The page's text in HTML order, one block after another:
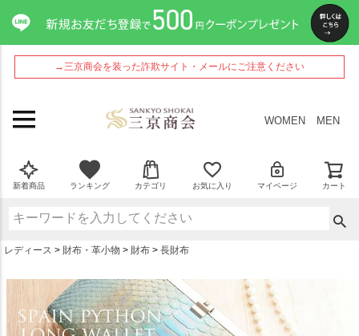
→三京商会を装った詐欺サイト・メールにご注意ください
WOMEN MEN
新着商品 ランキング カテゴリ お気に入り マイページ カート
レディース 財布・革小物 財布 長財布
ペー
ジト
ップ
へ